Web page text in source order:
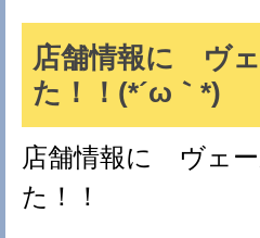
店舗情報に ヴ
た！！(*´ω｀*)
店舗情報に ヴェ
た！！